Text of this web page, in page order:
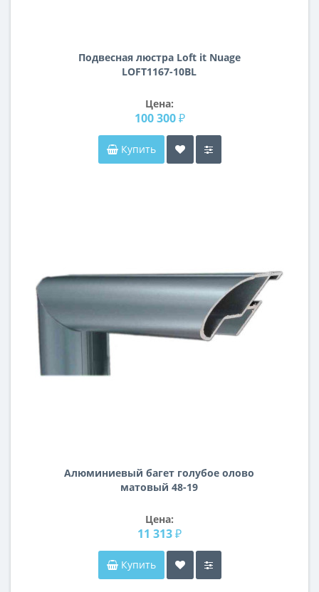
Подвесная люстра Loft it Nuage
LOFT1167-10BL
Цена:
100 300 ₽
Купить
Алюминиевый багет голубое олово
матовый 48-19
Цена:
11 313 ₽
Купить